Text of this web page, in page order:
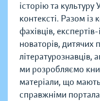
історію та культуру
контексті. Разом
фахівців,
новаторів, дитячих
літературознавців,
ми розробляємо
матеріали, що
справжніми